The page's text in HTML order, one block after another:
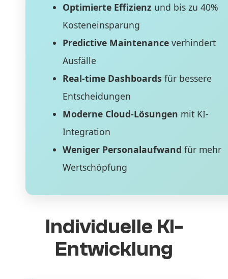
Optimierte Effizienz und bis zu 40%
Kosteneinsparung
Predictive Maintenanceverhindert
Ausfälle
Real-time Dashboards für bessere
Entscheidungen
Moderne Cloud-Lösungen mit KI-
Integration
Weniger Personalaufwand für mehr
Wertschöpfung
Individuelle KI-
Entwicklung